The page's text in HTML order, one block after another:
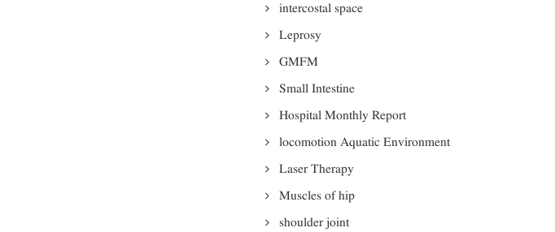
intercostal space
Leprosy
GMFM
Small Intestine
Hospital Monthly Report
locomotion Aquatic Environment
Laser Therapy
Muscles of hip
shoulder joint